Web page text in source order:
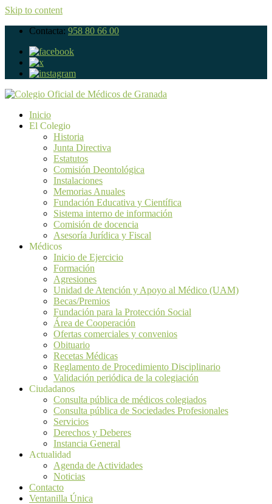
Skip to content
Contacta: 958 80 66 00
Inicio
El Colegio
Historia
Junta Directiva
Estatutos
Comisión Deontológica
Instalaciones
Memorias Anuales
Fundación Educativa y Científica
Sistema interno de información
Comisión de docencia
Asesoría Jurídica y Fiscal
Médicos
Inicio de Ejercicio
Formación
Agresiones
Unidad de Atención y Apoyo al Médico (UAM)
Becas/Premios
Fundación para la Protección Social
Área de Cooperación
Ofertas comerciales y convenios
Obituario
Recetas Médicas
Reglamento de Procedimiento Disciplinario
Validación periódica de la colegiación
Ciudadanos
Consulta pública de médicos colegiados
Consulta pública de Sociedades Profesionales
Servicios
Derechos y Deberes
Instancia General
Actualidad
Agenda de Actividades
Noticias
Contacto
Ventanilla Única